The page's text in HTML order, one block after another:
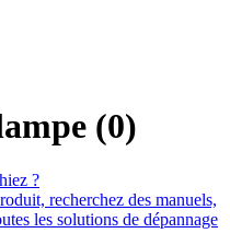
(0)
?
recherchez des manuels,
les solutions de dépannage